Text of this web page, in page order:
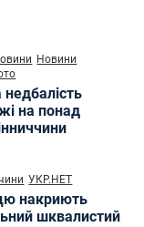
Новини
на понад
УКР.НЕТ
накриють
шквалистий